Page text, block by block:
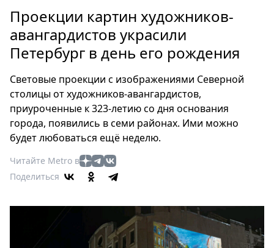
Россия
Мир
Здоровье
Туризм
Мода
Театр
Кино
Афиша
Книги
Пресс-
Проекции картин художников-
авангардистов украсили
Петербург в день его рождения
Световые проекции с изображениями Северной
столицы от художников-авангардистов,
приуроченные к 323-летию со дня основания
города, появились в семи районах. Ими можно
будет любоваться ещё неделю.
Читайте Metro в
Поделиться